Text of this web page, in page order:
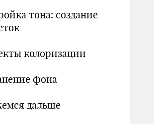
тона: создание
колоризации
фона
дальше